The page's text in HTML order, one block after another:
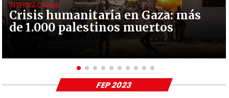
Crisis humanitaria en Gaza: más
de 1.000 palestinos muertos
INTERNACIONAL
FEP 2023